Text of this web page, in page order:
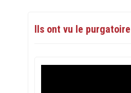
Ils ont vu le purgatoire